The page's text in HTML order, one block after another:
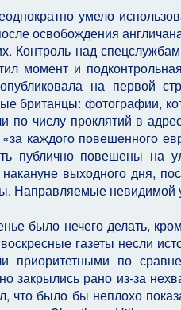
умело
освобождения
Контроль над
момент и
на первой
британцы: фотографии,
по числу проклятий в
каждого повешенного
публично повешены на
накануне выходного дня,
Направляемые невидимой
было нечего делать,
газеты несли
приоритетными по
закрылись рано из-за
что было бы неплохо